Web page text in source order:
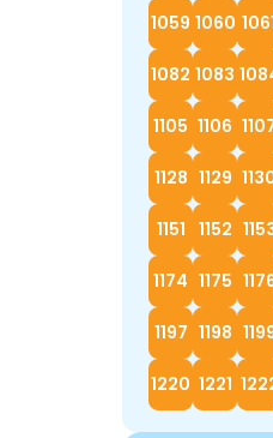
1059 1060
1082 1083
1105 1106
1128 1129
1151 1152
1174 1175
1197 1198
1220 1221